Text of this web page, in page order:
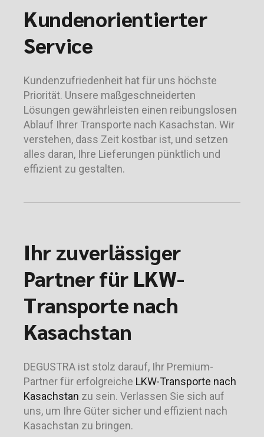
Kundenorientierter
Service
Kundenzufriedenheit hat für uns höchste
Priorität. Unsere maßgeschneiderten
Lösungen gewährleisten einen reibungslosen
Ablauf Ihrer Transporte nach Kasachstan. Wir
verstehen, dass Zeit kostbar ist, und setzen
alles daran, Ihre Lieferungen pünktlich und
effizient zu gestalten.
Ihr zuverlässiger
Partner für LKW-
Transporte nach
Kasachstan
DEGUSTRA ist stolz darauf, Ihr Premium-
Partner für erfolgreiche LKW-Transporte nach
Kasachstan zu sein. Verlassen Sie sich auf
uns, um Ihre Güter sicher und effizient nach
Kasachstan zu bringen.